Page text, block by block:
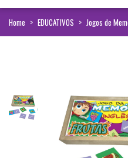
Home > EDUCATIVOS > Jogos de